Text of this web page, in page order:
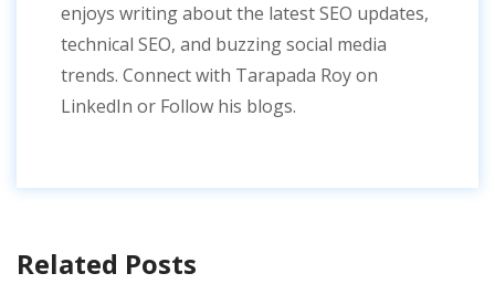
enjoys writing about the latest SEO updates,
technical SEO, and buzzing social media
trends. Connect with Tarapada Roy on
LinkedIn or Follow his blogs.
Related Posts